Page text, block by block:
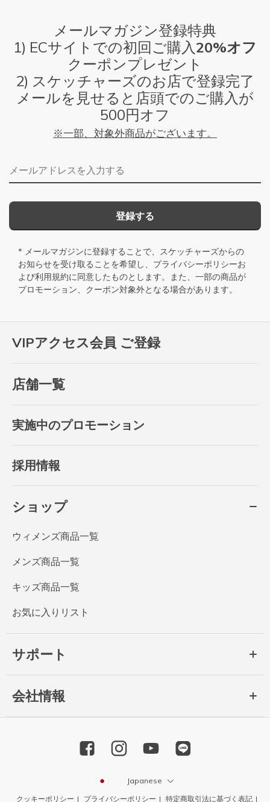
VIPアクセス会員 ご登録
店舗一覧
実施中のプロモーション
採用情報
ショップ
ウィメンズ商品一覧
メンズ商品一覧
キッズ商品一覧
お気に入りリスト
サポート
会社情報
メールマガジン登録特典
1) ECサイトでの初回ご購入20%オフ
クーポンプレゼント
2) スケッチャーズのお店で登録完了
メールを見せると店頭でのご購入が
500円オフ
※一部、対象外商品がございます。
メールアドレス
登録する
* メールマガジンに登録することで、スケッチャーズからの
お知らせを受け取ることを希望し、 プライバシーポリシーお
よび利用規約に同意したものとします。また、一部の商品が
プロモーション、クーポン対象外となる場合があります。
Japanese
クッキーポリシー プライバシーポリシー 特定商取引法に基づく表記